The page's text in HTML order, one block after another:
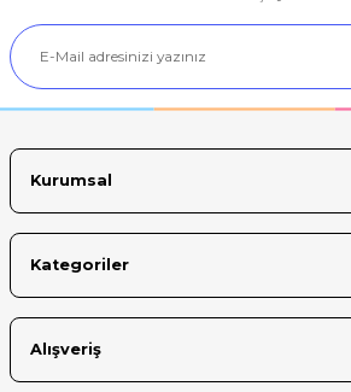
Ürün açıklamasında eksik bilgiler bulunuyor.
Ürün bilgilerinde hatalar bulunuyor.
Kurumsal
Kategoriler
Alışveriş